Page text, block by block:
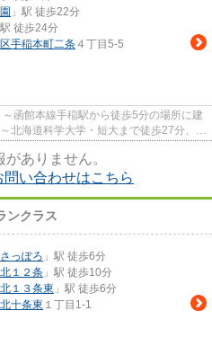
」駅 徒歩22分
駅 徒歩24分
手稲本町二条 ４丁目5-5
北海道科学大学・短大まで徒歩27分、歩
ありません。
い合わせはこちら
ンクラス
さっぽろ 」駅 徒歩6分
北１２条 」駅 徒歩10分
北１３条東 」駅 徒歩6分
北十条東 １丁目1-1